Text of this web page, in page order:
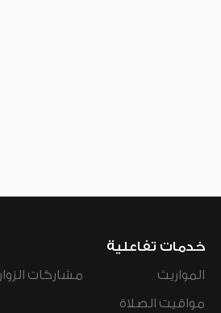
خدمات تفاعلية
المواريث
مواقيت الصلاة
مشاركات الزوار